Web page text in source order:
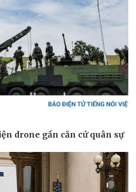
Quân sự - Quốc phòng
Vũ khí
Việt Nam